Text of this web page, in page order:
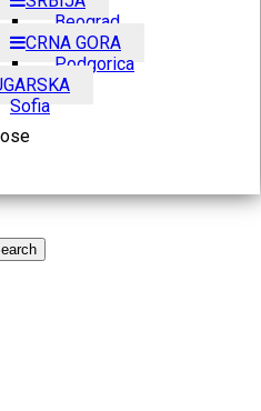
Beograd
CRNA GORA
Podgorica
Sofia